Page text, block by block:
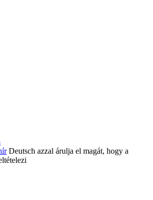
Deutsch azzal árulja el magát, hogy a